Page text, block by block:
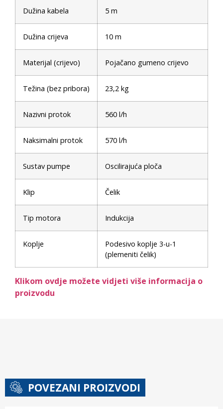
Dužina kabela 5 m
Dužina crijeva 10 m
Materijal (crijevo) Pojačano gumeno crijevo
Težina (bez pribora) 23,2 kg
Nazivni protok 560 l/h
Naksimalni protok 570 l/h
Sustav pumpe Oscilirajuća ploča
Klip Čelik
Tip motora Indukcija
Koplje
Podesivo koplje 3-u-1
(plemeniti čelik)
Klikom ovdje možete vidjeti više informacija o
proizvodu
POVEZANI PROIZVODI